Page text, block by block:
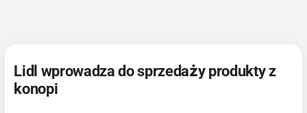
Lidl wprowadza do sprzedaży produkty z
konopi